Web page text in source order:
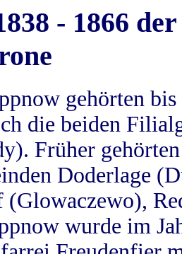
- 1866
gehörten
die beiden
Früher
Doderlage
wurde im